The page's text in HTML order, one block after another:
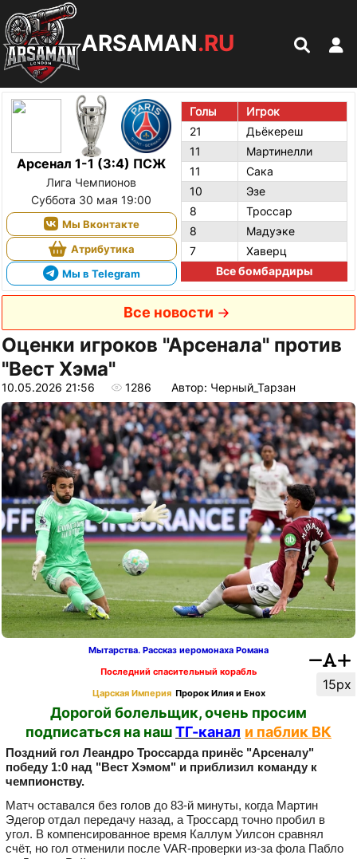
ARSAMAN.RU
Арсенал 1-1 (3:4) ПСЖ
Лига Чемпионов
Суббота 30 мая 19:00
Мы Вконтакте
Атрибутика
Мы в Telegram
Голы
Игрок
21
Дьёкереш
11
Мартинелли
11
Сака
10
Эзе
8
Троссар
8
Мадуэке
7
Хаверц
Все бомбардиры
Все новости
Оценки игроков "Арсенала" против
"Вест Хэма"
10.05.2026 21:56 1286 Автор: Черный_Тарзан
15px
Мытарства. Рассказ иеромонаха Романа
Последний спасительный корабль
Царская Империя Пророк Илия и Енох
Дорогой болельщик, очень просим
подписаться на нашТГ-канал и паблик ВК
Поздний гол Леандро Троссарда принёс "Арсеналу"
победу 1:0 над "Вест Хэмом" и приблизил команду к
чемпионству.
Матч оставался без голов до 83‑й минуты, когда Мартин
Эдегор отдал передачу назад, а Троссард точно пробил в
угол. В компенсированное время Каллум Уилсон сравнял
счёт, но гол отменили после VAR‑проверки из‑за фола Пабло